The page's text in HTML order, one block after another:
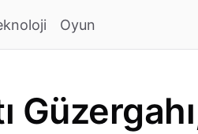
Oyun